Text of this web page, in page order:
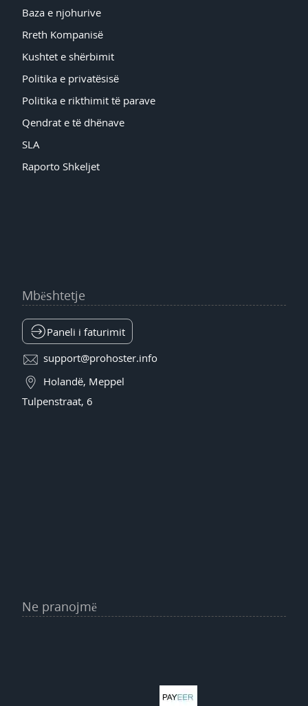
Baza e njohurive
Rreth Kompanisë
Kushtet e shërbimit
Politika e privatësisë
Politika e rikthimit të parave
Qendrat e të dhënave
SLA
Raporto Shkeljet
Mbështetje
Paneli i faturimit
support@prohoster.info
Holandë, Meppel
Tulpenstraat, 6
Ne pranojmë